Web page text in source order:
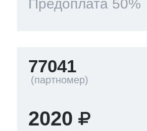
Предоплата 50%
77041
2020